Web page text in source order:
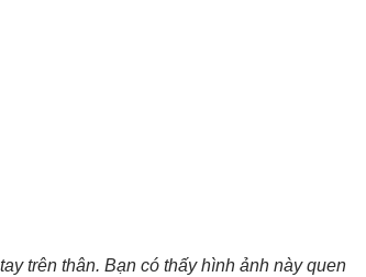
trên thân. Bạn có thấy hình ảnh này quen